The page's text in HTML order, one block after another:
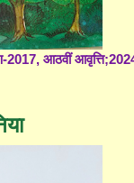
2017, आठवीं